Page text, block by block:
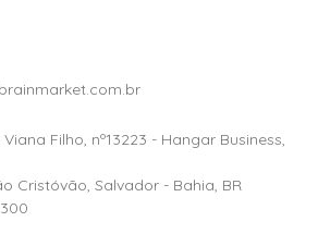
Filho, nº13223 - Hangar Business,
Cristóvão, Salvador - Bahia, BR